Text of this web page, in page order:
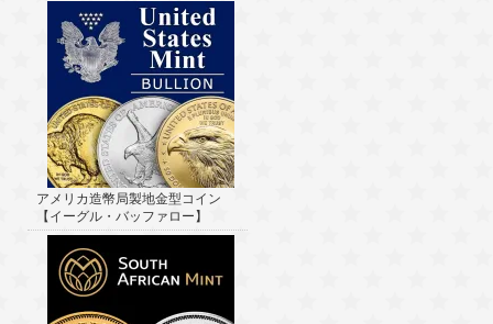
アメリカ造幣局製地金型コイン
【イーグル・バッファロー】